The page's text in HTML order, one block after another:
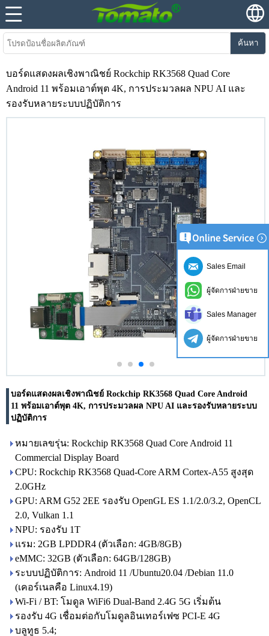
ค้นหา
บอร์ดแสดงผลเชิงพาณิชย์ Rockchip RK3568 Quad Core
Android 11 พร้อมเอาต์พุต 4K, การประมวลผล NPU AI และ
รองรับหลายระบบปฏิบัติการ
บอร์ดแสดงผลเชิงพาณิชย์ Rockchip RK3568 Quad Core Android
11 พร้อมเอาต์พุต 4K, การประมวลผล NPU AI และรองรับหลายระบบ
ปฏิบัติการ
หมายเลขรุ่น: Rockchip RK3568 Quad Core Android 11
Commercial Display Board
CPU: Rockchip RK3568 Quad-Core ARM Cortex-A55 สูงสุด
2.0GHz
GPU: ARM G52 2EE รองรับ OpenGL ES 1.1/2.0/3.2, OpenCL
2.0, Vulkan 1.1
NPU: รองรับ 1T
แรม: 2GB LPDDR4 (ตัวเลือก: 4GB/8GB)
eMMC: 32GB (ตัวเลือก: 64GB/128GB)
ระบบปฏิบัติการ: Android 11 /Ubuntu20.04 /Debian 11.0
(เคอร์เนลคือ Linux4.19)
Wi-Fi / BT: โมดูล WiFi6 Dual-Band 2.4G 5G เริ่มต้น
รองรับ 4G เชื่อมต่อกับโมดูลอินเทอร์เฟซ PCI-E 4G
บลูทูธ 5.4;
Sales Email
ผู้จัดการฝ่ายขาย
Sales Manager
ผู้จัดการฝ่ายขาย